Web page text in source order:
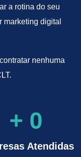
a rotina do seu
marketing digital
nenhuma
+ 0
Atendidas